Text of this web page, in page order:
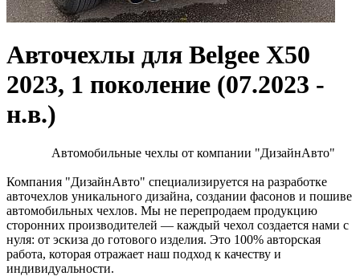
Авточехлы для Belgee X50
2023, 1 поколение (07.2023 -
н.в.)
Автомобильные чехлы от компании "ДизайнАвто"
Компания "ДизайнАвто" специализируется на разработке
авточехлов уникального дизайна, создании фасонов и пошиве
автомобильных чехлов. Мы не перепродаем продукцию
сторонних производителей — каждый чехол создается нами с
нуля: от эскиза до готового изделия. Это 100% авторская
работа, которая отражает наш подход к качеству и
индивидуальности.